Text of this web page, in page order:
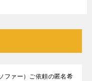
ファー）ご依頼の匿名希